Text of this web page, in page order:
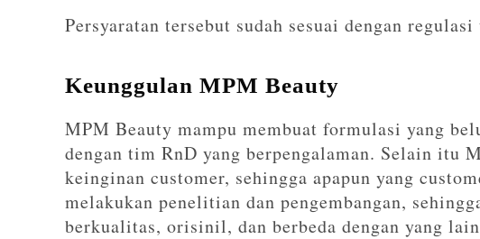
Persyaratan tersebut sudah sesuai dengan
Keunggulan MPM Beauty
MPM Beauty mampu membuat formulasi yang
dengan tim RnD yang berpengalaman. Selain itu
keinginan customer, sehingga apapun yang
melakukan penelitian dan pengembangan,
berkualitas, orisinil, dan berbeda dengan yang